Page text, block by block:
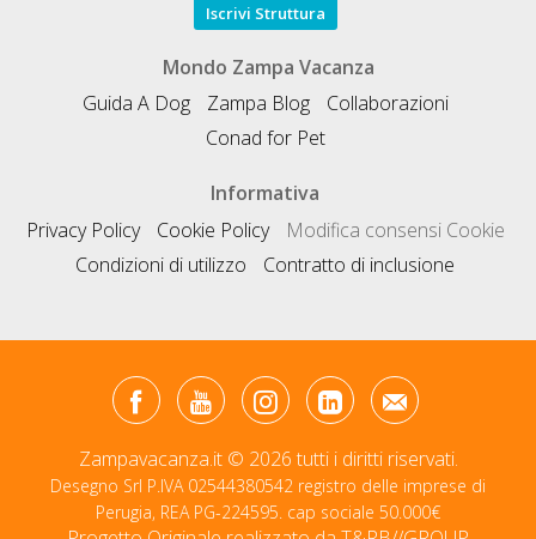
Iscrivi Struttura
Mondo Zampa Vacanza
Guida A Dog
Zampa Blog
Collaborazioni
Conad for Pet
Informativa
Privacy Policy
Cookie Policy
Modifica consensi Cookie
Condizioni di utilizzo
Contratto di inclusione
Zampavacanza.it © 2026 tutti i diritti riservati.
Desegno Srl P.IVA 02544380542 registro delle imprese di
Perugia, REA PG-224595. cap sociale 50.000€